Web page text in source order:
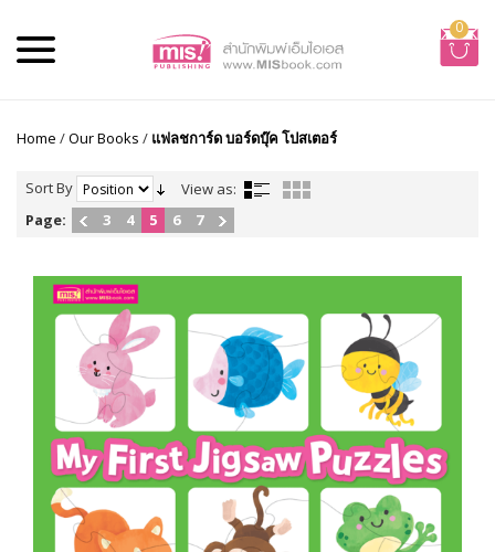
0
Home /Our Books / แฟลชการ์ด บอร์ดบุ๊ค โปสเตอร์
Sort By
View as:
Page:
3 4 5 6 7